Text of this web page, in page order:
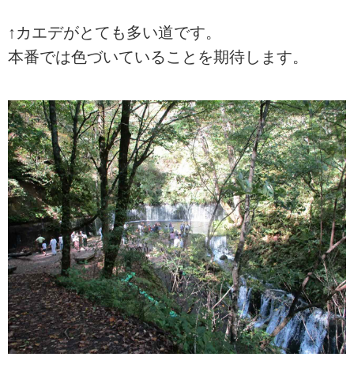
↑カエデがとても多い道です。
本番では色づいていることを期待します。